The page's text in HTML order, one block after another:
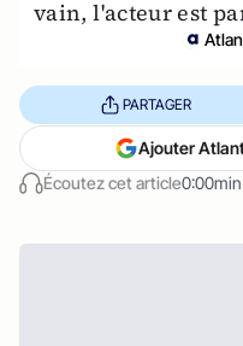
vain, l'acteur est
Écoutez cet article0:00min
PARTAGER
Ajouter